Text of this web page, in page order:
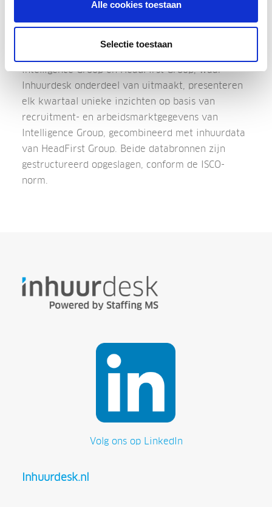
Alle cookies toestaan
Selectie toestaan
Benieuwd naar alle resultaten? Download deze
editie van de Talent Monitorhier.
Intelligence Group en HeadFirst Group, waar
Inhuurdesk onderdeel van uitmaakt, presenteren
elk kwartaal unieke inzichten op basis van
recruitment- en arbeidsmarktgegevens van
Intelligence Group, gecombineerd met inhuurdata
van HeadFirst Group. Beide databronnen zijn
gestructureerd opgeslagen, conform de ISCO-
norm.
Volg ons op LinkedIn
Inhuurdesk.nl